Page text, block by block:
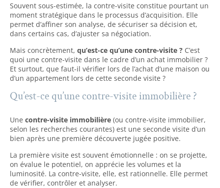
Souvent sous-estimée, la contre-visite constitue pourtant un
moment stratégique dans le processus d’acquisition. Elle
permet d’affiner son analyse, de sécuriser sa décision et,
dans certains cas, d’ajuster sa négociation.
Mais concrètement, qu’est-ce qu’une contre-visite ? C’est
quoi une contre-visite dans le cadre d’un achat immobilier ?
Et surtout, que faut-il vérifier lors de l’achat d’une maison ou
d’un appartement lors de cette seconde visite ?
Qu’est-ce qu’une contre-visite immobilière ?
Une contre-visite immobilière (ou contre-visite immobilier,
selon les recherches courantes) est une seconde visite d’un
bien après une première découverte jugée positive.
La première visite est souvent émotionnelle : on se projette,
on évalue le potentiel, on apprécie les volumes et la
luminosité. La contre-visite, elle, est rationnelle. Elle permet
de vérifier, contrôler et analyser.